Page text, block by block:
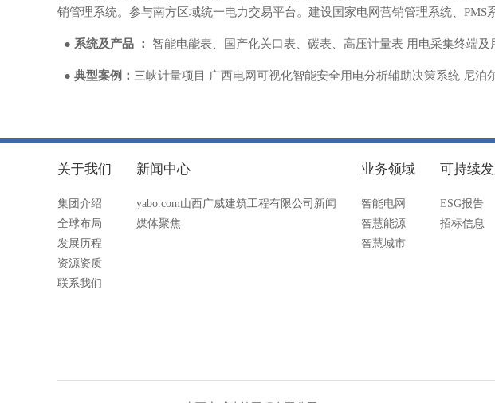
销管理系统。参与南方区域统一电力交易平台。建设国家电网营销管理系统、PMS
● 系统及产品 ： 智能电能表、国产化关口表、碳表、高压计量表 用电采集终端
● 典型案例： 三峡计量项目 广西电网可视化智能安全用电分析辅助决策系统 尼
关于我们
集团介绍
全球布局
发展历程
资源资质
联系我们
新闻中心
yabo.com山西广威建筑工程有限公司新闻
媒体聚焦
业务领域
智能电网
智慧能源
智慧城市
可持续
ESG报告
招标信息